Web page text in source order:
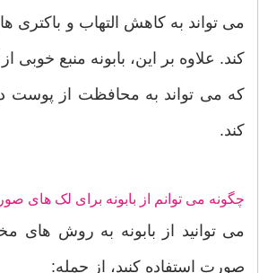
می تواند به کاهش التهاب و
کند. علاوه بر این، بابونه منبع خوبی
که می تواند به محافظت از پوست
کند.
چگونه می توانم از بابونه برای لک های
می توانید از بابونه به روش های
صورت استفاده کنید، از جمله: